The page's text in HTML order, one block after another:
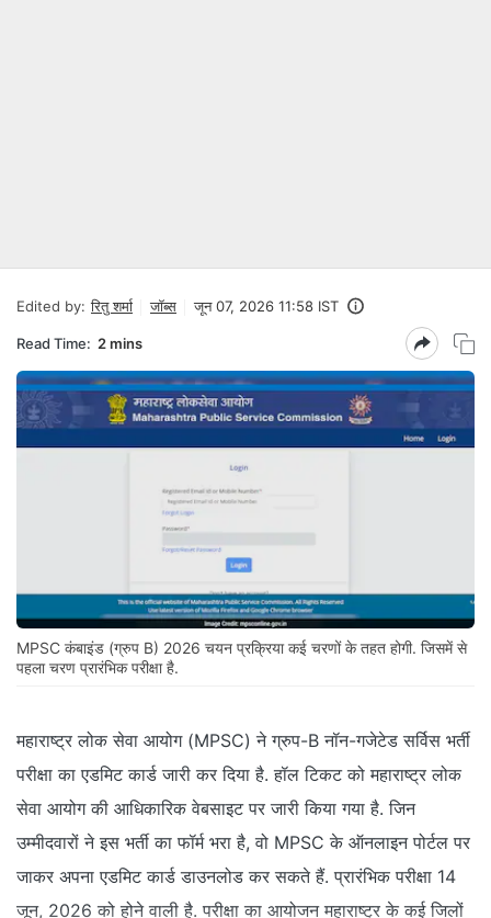
Edited by: रितु शर्मा जॉब्स जून 07, 2026 11:58 IST
Read Time: 2 mins
MPSC कंबाइंड (ग्रुप B) 2026 चयन प्रक्रिया कई चरणों के तहत होगी. जिसमें से
पहला चरण प्रारंभिक परीक्षा है.
महाराष्ट्र लोक सेवा आयोग (MPSC) ने ग्रुप-B नॉन-गजेटेड सर्विस भर्ती
परीक्षा का एडमिट कार्ड जारी कर दिया है. हॉल टिकट को महाराष्ट्र लोक
सेवा आयोग की आधिकारिक वेबसाइट पर जारी किया गया है. जिन
उम्मीदवारों ने इस भर्ती का फॉर्म भरा है, वो MPSC के ऑनलाइन पोर्टल पर
जाकर अपना एडमिट कार्ड डाउनलोड कर सकते हैं. प्रारंभिक परीक्षा 14
जून, 2026 को होने वाली है. परीक्षा का आयोजन महाराष्ट्र के कई जिलों